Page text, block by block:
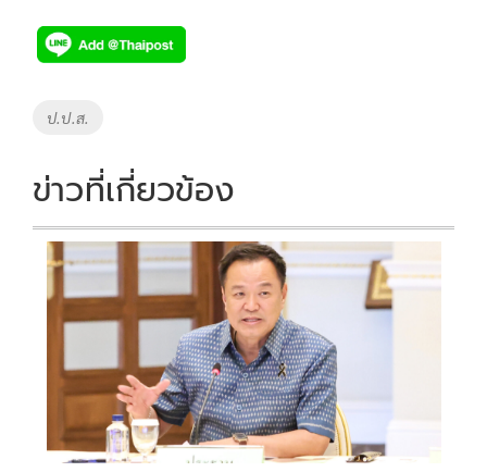
e
b
o
k
tt
er
p
y
k
Tags
ป.ป.ส.
ข่าวที่เกี่ยวข้อง